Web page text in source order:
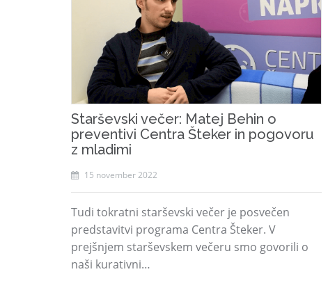
Starševski večer: Matej Behin o
preventivi Centra Šteker in pogovoru
z mladimi
15 november 2022
Tudi tokratni starševski večer je posvečen
predstavitvi programa Centra Šteker. V
prejšnjem starševskem večeru smo govorili o
naši kurativni…